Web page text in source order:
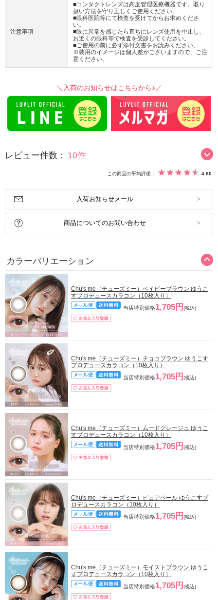
注意事項
■コンタクトレンズは高度管理医療機器です。取り
扱い方法を守り正しくご使用ください。
■眼科医院等にて検査を受けてからお求めくださ
い。
■眼に異常を感じたら直ちにレンズ使用を中止し、
お近くの眼科等で検査を受診してください。
■ご使用の前に必ず添付文書をお読みください。
※装用のイメージは個人差がございますので、ご注
意ください。
＼入荷のお知らせはこちらから♪／
レビュー件数： 10件
この商品の平均評価： 4.60
入荷お知らせメール
商品についてのお問い合わせ
カラーバリエーション
Chu's me（チューズミー）ベイビーブラウン ゆうこ
すプロデュースカラコン（10枚入り）
当店特別価格1,705円 (税込)
Chu's me（チューズミー）チョコブラウン ゆうこす
プロデュースカラコン（10枚入り）
当店特別価格1,705円 (税込)
Chu's me（チューズミー）ムードグレージュ ゆうこ
すプロデュースカラコン（10枚入り）
当店特別価格1,705円 (税込)
Chu's me（チューズミー）ピュアベール ゆうこすプ
ロデュースカラコン（10枚入り）
当店特別価格1,705円 (税込)
Chu's me（チューズミー）モイストブラウン ゆうこ
すプロデュースカラコン（10枚入り）
当店特別価格1,705円 (税込)